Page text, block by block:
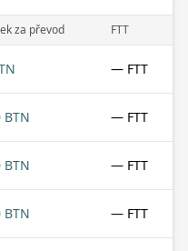
za převod FTT
— FTT
BTN — FTT
BTN — FTT
BTN — FTT